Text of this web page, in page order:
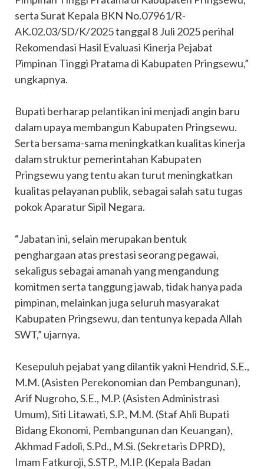
serta Surat Kepala BKN No.07961/R-
AK.02.03/SD/K/2025 tanggal 8 Juli 2025 perihal
Rekomendasi Hasil Evaluasi Kinerja Pejabat
Pimpinan Tinggi Pratama di Kabupaten Pringsewu,”
ungkapnya.
‎Bupati berharap pelantikan ini menjadi angin baru
dalam upaya membangun Kabupaten Pringsewu.
Serta bersama-sama meningkatkan kualitas kinerja
dalam struktur pemerintahan Kabupaten
Pringsewu yang tentu akan turut meningkatkan
kualitas pelayanan publik, sebagai salah satu tugas
pokok Aparatur Sipil Negara.
‎“Jabatan ini, selain merupakan bentuk
penghargaan atas prestasi seorang pegawai,
sekaligus sebagai amanah yang mengandung
komitmen serta tanggung jawab, tidak hanya pada
pimpinan, melainkan juga seluruh masyarakat
Kabupaten Pringsewu, dan tentunya kepada Allah
SWT,” ujarnya.
‎Kesepuluh pejabat yang dilantik yakni Hendrid, S.E.,
M.M. (Asisten Perekonomian dan Pembangunan),
Arif Nugroho, S.E., M.P. (Asisten Administrasi
Umum), Siti Litawati, S.P., M.M. (Staf Ahli Bupati
Bidang Ekonomi, Pembangunan dan Keuangan),
Akhmad Fadoli, S.Pd., M.Si. (Sekretaris DPRD),
Imam Fatkuroji, S.STP., M.IP. (Kepala Badan